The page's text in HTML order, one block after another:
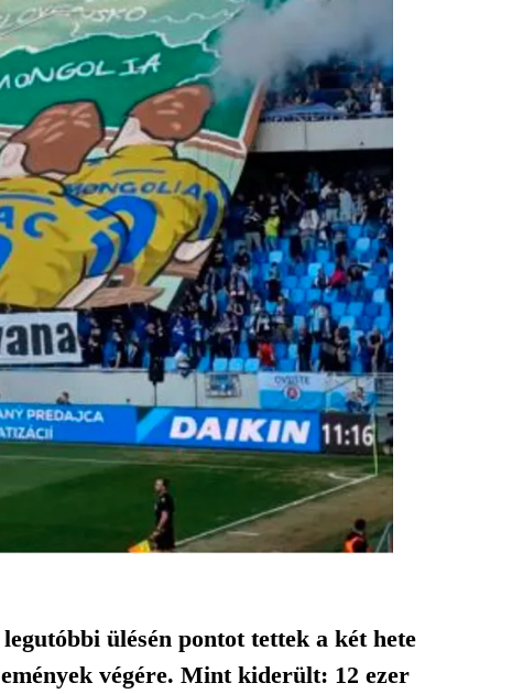
ülésén pontot tettek a két hete
végére. Mint kiderült: 12 ezer